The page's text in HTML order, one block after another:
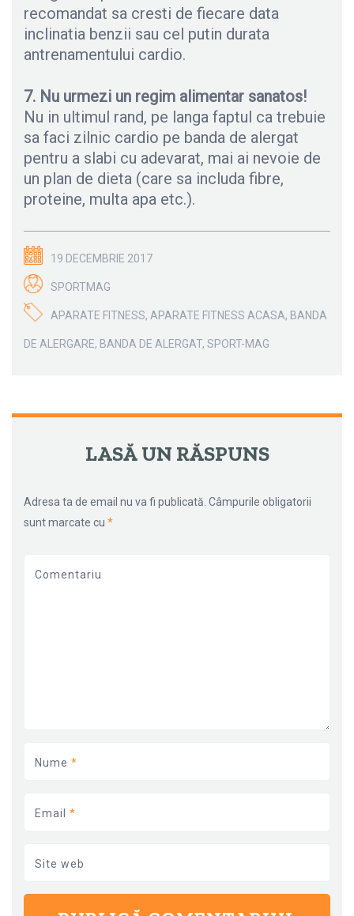
recomandat sa cresti de fiecare data
inclinatia benzii sau cel putin durata
antrenamentului cardio.
7. Nu urmezi un regim alimentar sanatos!
Nu in ultimul rand, pe langa faptul ca trebuie
sa faci zilnic cardio pe banda de alergat
pentru a slabi cu adevarat, mai ai nevoie de
un plan de dieta (care sa includa fibre,
proteine, multa apa etc.).
19 DECEMBRIE 2017
SPORTMAG
APARATE FITNESS, APARATE FITNESS ACASA, BANDA
DE ALERGARE, BANDA DE ALERGAT, SPORT-MAG
NAVIGARE ARTICOLE
←
→
LASĂ UN RĂSPUNS
Adresa ta de email nu va fi publicată. Câmpurile obligatorii
sunt marcate cu *
Comentariu
Nume *
Email *
Site web